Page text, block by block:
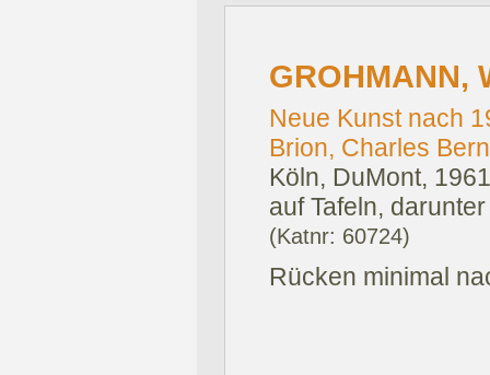
GROHMANN,
Neue Kunst nach
Brion, Charles
Köln, DuMont,
auf Tafeln,
(Katnr: 60724)
Rücken minimal